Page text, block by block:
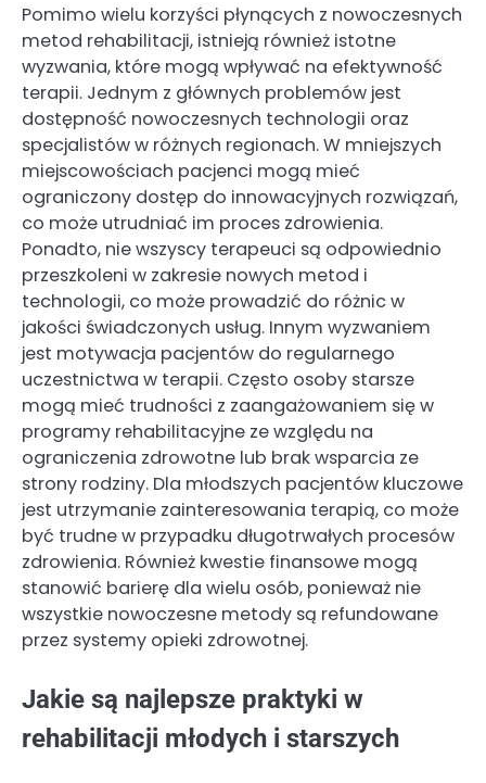
Pomimo wielu korzyści płynących z nowoczesnych
metod rehabilitacji, istnieją również istotne
wyzwania, które mogą wpływać na efektywność
terapii. Jednym z głównych problemów jest
dostępność nowoczesnych technologii oraz
specjalistów w różnych regionach. W mniejszych
miejscowościach pacjenci mogą mieć
ograniczony dostęp do innowacyjnych rozwiązań,
co może utrudniać im proces zdrowienia.
Ponadto, nie wszyscy terapeuci są odpowiednio
przeszkoleni w zakresie nowych metod i
technologii, co może prowadzić do różnic w
jakości świadczonych usług. Innym wyzwaniem
jest motywacja pacjentów do regularnego
uczestnictwa w terapii. Często osoby starsze
mogą mieć trudności z zaangażowaniem się w
programy rehabilitacyjne ze względu na
ograniczenia zdrowotne lub brak wsparcia ze
strony rodziny. Dla młodszych pacjentów kluczowe
jest utrzymanie zainteresowania terapią, co może
być trudne w przypadku długotrwałych procesów
zdrowienia. Również kwestie finansowe mogą
stanowić barierę dla wielu osób, ponieważ nie
wszystkie nowoczesne metody są refundowane
przez systemy opieki zdrowotnej.
Jakie są najlepsze praktyki w
rehabilitacji młodych i starszych